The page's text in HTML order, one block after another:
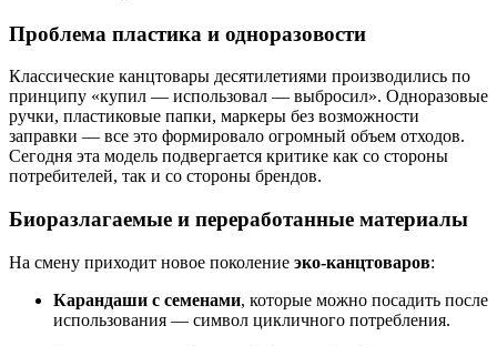
Проблема пластика и одноразовости
Классические канцтовары десятилетиями производились по
принципу «купил — использовал — выбросил». Одноразовые
ручки, пластиковые папки, маркеры без возможности
заправки — все это формировало огромный объем отходов.
Сегодня эта модель подвергается критике как со стороны
потребителей, так и со стороны брендов.
Биоразлагаемые и переработанные материалы
На смену приходит новое поколение эко-канцтоваров:
Карандаши с семенами, которые можно посадить после
использования — символ цикличного потребления.